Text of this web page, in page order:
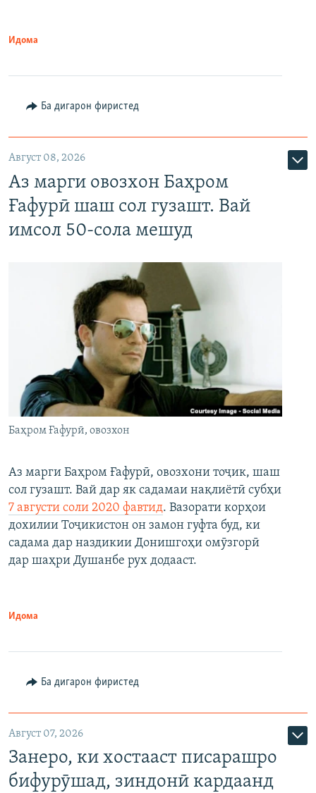
Идома
Ба дигарон фиристед
Август 08, 2026
Аз марги овозхон Баҳром
Ғафурӣ шаш сол гузашт. Вай
имсол 50-сола мешуд
Баҳром Ғафурӣ, овозхон
Аз марги Баҳром Ғафурӣ, овозхони тоҷик, шаш
сол гузашт. Вай дар як садамаи нақлиётӣ субҳи
7 августи соли 2020 фавтид. Вазорати корҳои
дохилии Тоҷикистон он замон гуфта буд, ки
садама дар наздикии Донишгоҳи омӯзгорӣ
дар шаҳри Душанбе рух додааст.
Идома
Ба дигарон фиристед
Август 07, 2026
Занеро, ки хостааст писарашро
бифурӯшад, зиндонӣ кардаанд